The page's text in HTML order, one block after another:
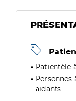
Patientèle
Personnes
aidants